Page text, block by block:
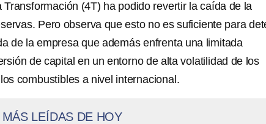
Transformación (4T) ha podido revertir la caída de la
Pero observa que esto no es suficiente para
de la empresa que además enfrenta una limitada
de capital en un entorno de alta volatilidad de los
combustibles a nivel internacional.
LEÍDAS DE HOY